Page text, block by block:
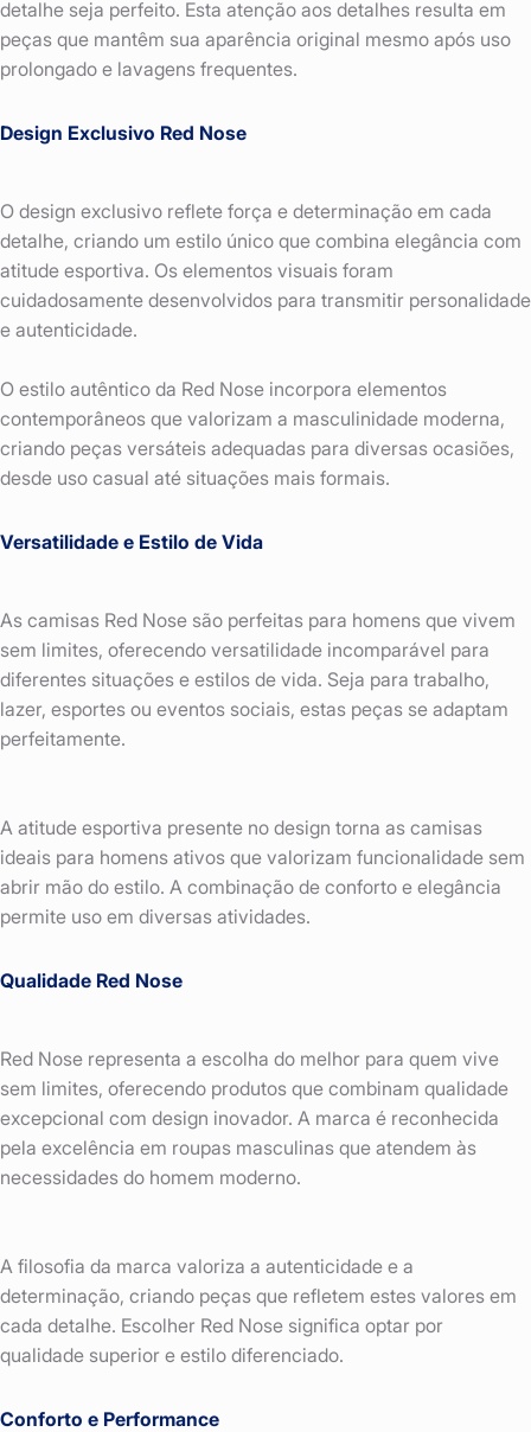
detalhe seja perfeito. Esta atenção aos detalhes resulta em
peças que mantêm sua aparência original mesmo após uso
prolongado e lavagens frequentes.
Design Exclusivo Red Nose
O design exclusivo reflete força e determinação em cada
detalhe, criando um estilo único que combina elegância com
atitude esportiva. Os elementos visuais foram
cuidadosamente desenvolvidos para transmitir personalidade
e autenticidade.
O estilo autêntico da Red Nose incorpora elementos
contemporâneos que valorizam a masculinidade moderna,
criando peças versáteis adequadas para diversas ocasiões,
desde uso casual até situações mais formais.
Versatilidade e Estilo de Vida
As camisas Red Nose são perfeitas para homens que vivem
sem limites, oferecendo versatilidade incomparável para
diferentes situações e estilos de vida. Seja para trabalho,
lazer, esportes ou eventos sociais, estas peças se adaptam
perfeitamente.
A atitude esportiva presente no design torna as camisas
ideais para homens ativos que valorizam funcionalidade sem
abrir mão do estilo. A combinação de conforto e elegância
permite uso em diversas atividades.
Qualidade Red Nose
Red Nose representa a escolha do melhor para quem vive
sem limites, oferecendo produtos que combinam qualidade
excepcional com design inovador. A marca é reconhecida
pela excelência em roupas masculinas que atendem às
necessidades do homem moderno.
A filosofia da marca valoriza a autenticidade e a
determinação, criando peças que refletem estes valores em
cada detalhe. Escolher Red Nose significa optar por
qualidade superior e estilo diferenciado.
Conforto e Performance